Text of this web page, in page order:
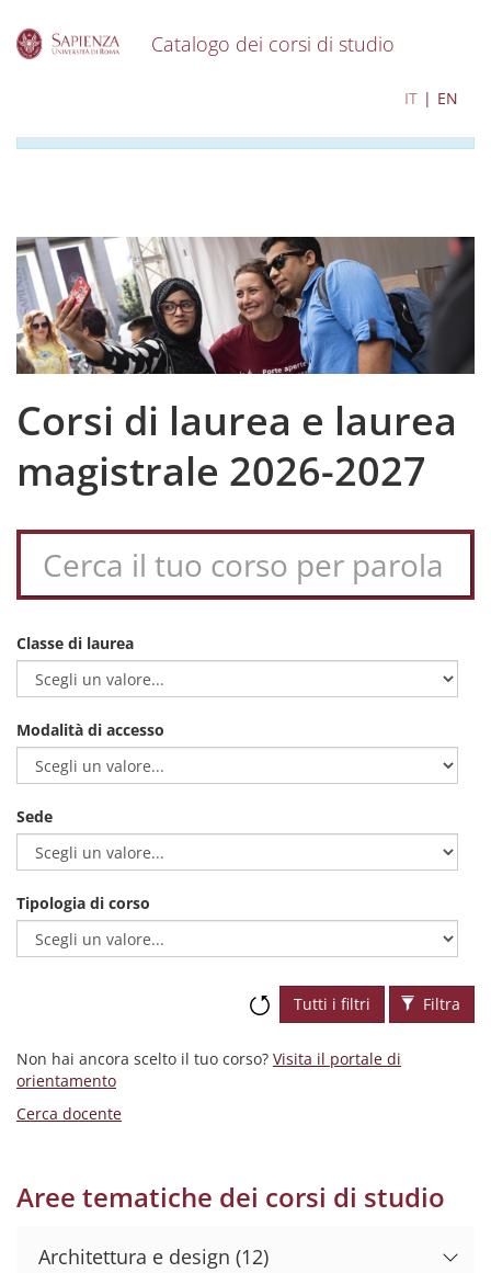
Catalogo dei corsi di studio
IT EN
I contenuti del catalogo per l'a.a. 2026-2027 sono in
Corsi di laurea e laurea
magistrale 2026-2027
Classe di laurea
Modalità di accesso
Sede
Tipologia di corso
Tutti i filtri Filtra
Non hai ancora scelto il tuo corso? Visita il portale di
orientamento
Cerca docente
Aree tematiche dei corsi di studio
Architettura e design (12)